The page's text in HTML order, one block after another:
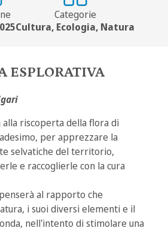
Categorie
Cultura, Ecologia, Natura
ESPLORATIVA
alla riscoperta della flora di
per apprezzare la
selvatiche del territorio,
e raccoglierle con la cura
al rapporto che
i suoi diversi elementi e il
nell'intento di stimolare una